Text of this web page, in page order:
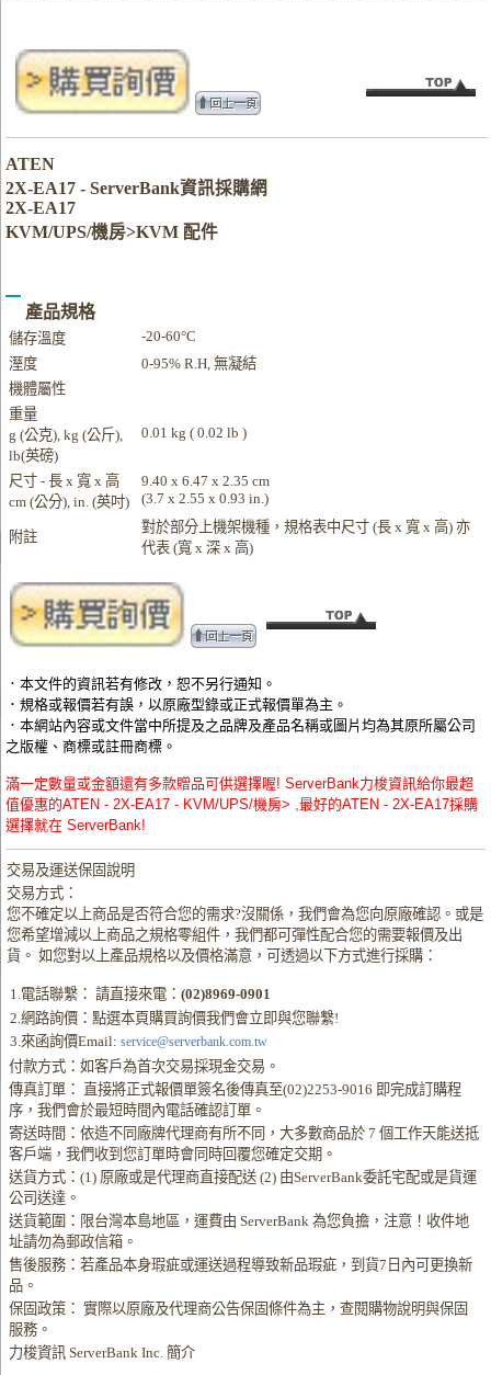
ATEN
2X-EA17 - ServerBank資訊採購網
2X-EA17
KVM/UPS/機房>KVM 配件
產品規格
儲存溫度
-20-60°C
溼度
0-95% R.H, 無凝結
機體屬性
重量
g (公克), kg (公斤),
lb(英磅)
0.01 kg ( 0.02 lb )
尺寸 - 長 x 寬 x 高
cm (公分), in. (英吋)
9.40 x 6.47 x 2.35 cm
(3.7 x 2.55 x 0.93 in.)
附註
對於部分上機架機種，規格表中尺寸 (長 x 寬 x 高) 亦
代表 (寬 x 深 x 高)
．本文件的資訊若有修改，恕不另行通知。
．規格或報價若有誤，以原廠型錄或正式報價單為主。
．本網站內容或文件當中所提及之品牌及產品名稱或圖片均為其原所屬公司
之版權、商標或註冊商標。
滿一定數量或金額還有多款贈品可供選擇喔! ServerBank力梭資訊給你最超
值優惠的ATEN - 2X-EA17 - KVM/UPS/機房> ,最好的ATEN - 2X-EA17採購
選擇就在 ServerBank!
交易及運送保固說明
交易方式：
您不確定以上商品是否符合您的需求?沒關係，我們會為您向原廠確認。或是
您希望增減以上商品之規格零組件，我們都可彈性配合您的需要報價及出
貨。 如您對以上產品規格以及價格滿意，可透過以下方式進行採購：
1.電話聯繫： 請直接來電：(02)8969-0901
2.網路詢價：點選本頁購買詢價我們會立即與您聯繫!
3.來函詢價Email: service@serverbank.com.tw
付款方式：如客戶為首次交易採現金交易。
傳真訂單： 直接將正式報價單簽名後傳真至(02)2253-9016 即完成訂購程
序，我們會於最短時間內電話確認訂單。
寄送時間：依造不同廠牌代理商有所不同，大多數商品於 7 個工作天能送抵
客戶端，我們收到您訂單時會同時回覆您確定交期。
送貨方式：(1) 原廠或是代理商直接配送 (2) 由ServerBank委託宅配或是貨運
公司送達。
送貨範圍：限台灣本島地區，運費由 ServerBank 為您負擔，注意！收件地
址請勿為郵政信箱。
售後服務：若產品本身瑕疵或運送過程導致新品瑕疵，到貨7日內可更換新
品。
保固政策： 實際以原廠及代理商公告保固條件為主，查閱購物說明與保固
服務。
力梭資訊 ServerBank Inc. 簡介